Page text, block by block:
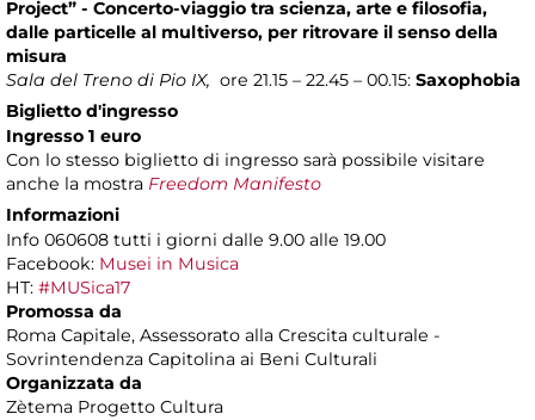
Project” - Concerto-viaggio tra scienza, arte e filosofia,
dalle particelle al multiverso, per ritrovare il senso della
misura
Sala del Treno di Pio IX, ore 21.15 – 22.45 – 00.15: Saxophobia
Biglietto d'ingresso
Ingresso 1 euro
Con lo stesso biglietto di ingresso sarà possibile visitare
anche la mostra Freedom Manifesto
Informazioni
Info 060608 tutti i giorni dalle 9.00 alle 19.00
Facebook: Musei in Musica
HT: #MUSica17
Promossa da
Roma Capitale, Assessorato alla Crescita culturale -
Sovrintendenza Capitolina ai Beni Culturali
Organizzata da
Zètema Progetto Cultura